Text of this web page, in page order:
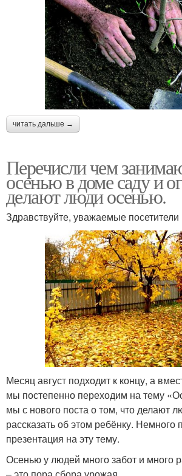
читать дальше →
Перечисли чем
осенью в доме саду и
делают люди осенью.
Здравствуйте, уважаемые посетители
Месяц август подходит к концу, а
мы постепенно переходим на тему
мы с нового поста о том, что делают
рассказать об этом ребёнку. Немного
презентация на эту тему.
Осенью у людей много забот и много